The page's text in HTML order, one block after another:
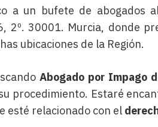
a un bufete de abogados
2º. 30001. Murcia, donde
ubicaciones de la Región.
Abogado por Impago
procedimiento. Estaré
esté relacionado con el